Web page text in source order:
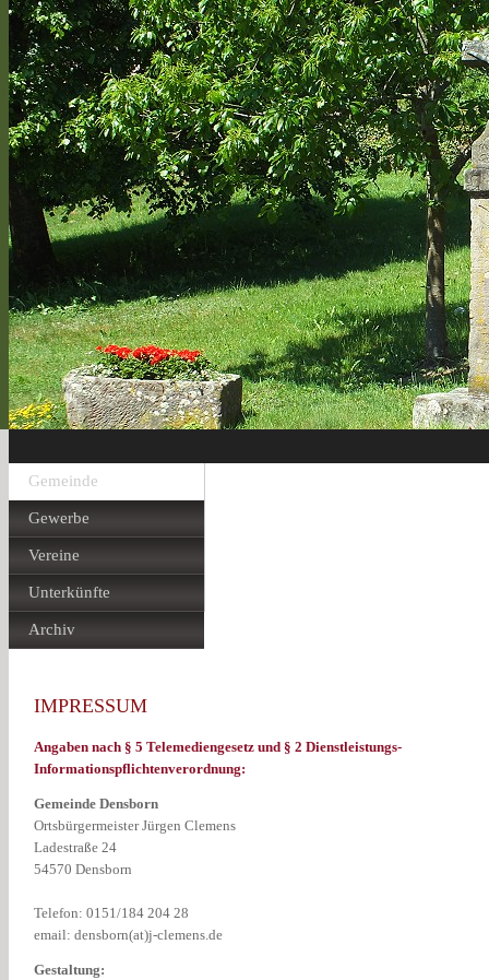
Gemeinde
Gewerbe
Vereine
Unterkünfte
Archiv
IMPRESSUM
Angaben nach § 5 Telemediengesetz und § 2 Dienstleistungs-
Informationspflichtenverordnung:
Gemeinde Densborn
Ortsbürgermeister Jürgen Clemens
Ladestraße 24
54570 Densborn
Telefon: 0151/184 204 28
email: densborn(at)j-clemens.de
Gestaltung: